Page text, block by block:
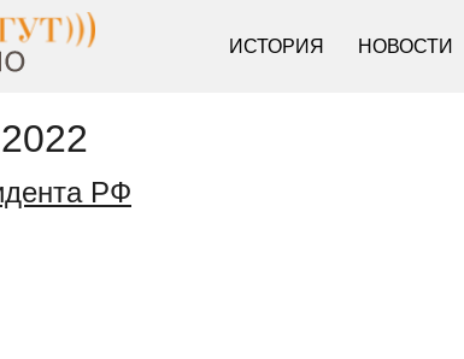
ИСТОРИЯ НОВОСТИ
РФ